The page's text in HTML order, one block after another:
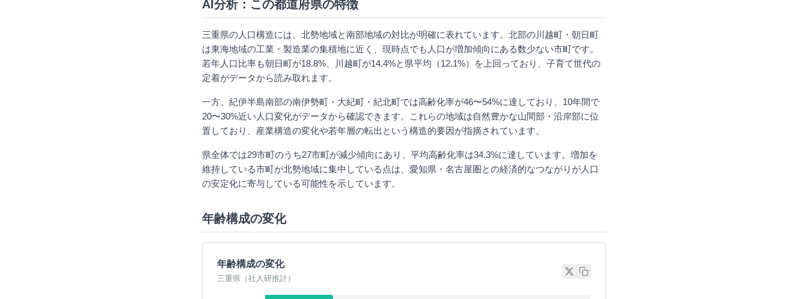
AI分析：この都道府県の特徴
三重県の人口構造には、北勢地域と南部地域の対比が明確に表れています。北部の川越町・朝日町
は東海地域の工業・製造業の集積地に近く、現時点でも人口が増加傾向にある数少ない市町です。
若年人口比率も朝日町が18.8%、川越町が14.4%と県平均（12.1%）を上回っており、子育て世代の
定着がデータから読み取れます。
一方、紀伊半島南部の南伊勢町・大紀町・紀北町では高齢化率が46〜54%に達しており、10年間で
20〜30%近い人口変化がデータから確認できます。これらの地域は自然豊かな山間部・沿岸部に位
置しており、産業構造の変化や若年層の転出という構造的要因が指摘されています。
県全体では29市町のうち27市町が減少傾向にあり、平均高齢化率は34.3%に達しています。増加を
維持している市町が北勢地域に集中している点は、愛知県・名古屋圏との経済的なつながりが人口
の安定化に寄与している可能性を示しています。
年齢構成の変化
年齢構成の変化
三重県（社人研推計）